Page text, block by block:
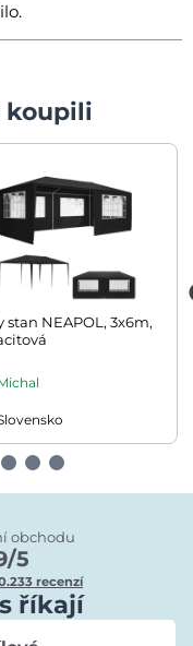
koupili
stan NEAPOL, 3x6m,
obchodu
5
recenzí
říkají